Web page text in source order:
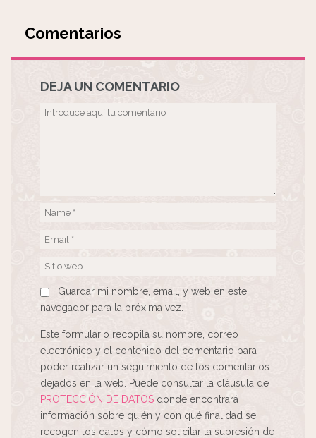
Comentarios
DEJA UN COMENTARIO
Guardar mi nombre, email, y web en este
navegador para la próxima vez.
Este formulario recopila su nombre, correo
electrónico y el contenido del comentario para
poder realizar un seguimiento de los comentarios
dejados en la web. Puede consultar la cláusula de
PROTECCIÓN DE DATOS donde encontrará
información sobre quién y con qué finalidad se
recogen los datos y cómo solicitar la supresión de